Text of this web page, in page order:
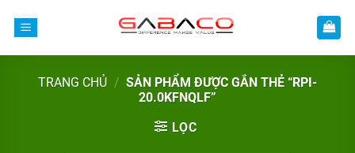
TRANG CHỦ / SẢN PHẨM ĐƯỢC GẮN THẺ “RPI-
20.0KFNQLF”
LỌC